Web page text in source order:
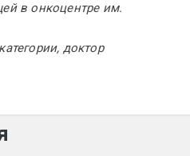
в онкоцентре им.
доктор